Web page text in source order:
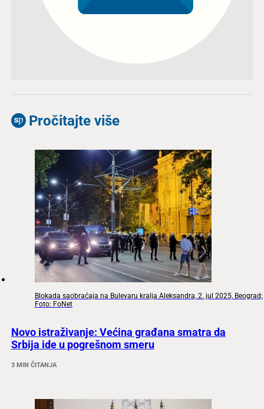
Pročitajte više
Blokada saobraćaja na Bulevaru kralja Aleksandra, 2. jul 2025, Beograd;
Foto: FoNet
Novo istraživanje: Većina građana smatra da
Srbija ide u pogrešnom smeru
3 MIN ČITANJA